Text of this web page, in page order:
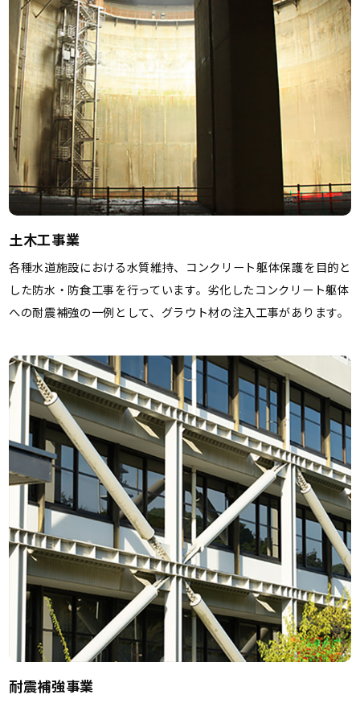
土木工事業
各種水道施設における水質維持、コンクリート躯体保護を目的と
した防水・防食工事を行っています。劣化したコンクリート躯体
への耐震補強の一例として、グラウト材の注入工事があります。
耐震補強事業